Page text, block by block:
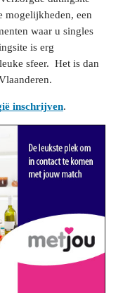
mogelijkheden, een
waar u singles
is erg
sfeer. Het is dan
inschrijven.